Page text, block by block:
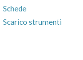
Schede
Scarico strumenti